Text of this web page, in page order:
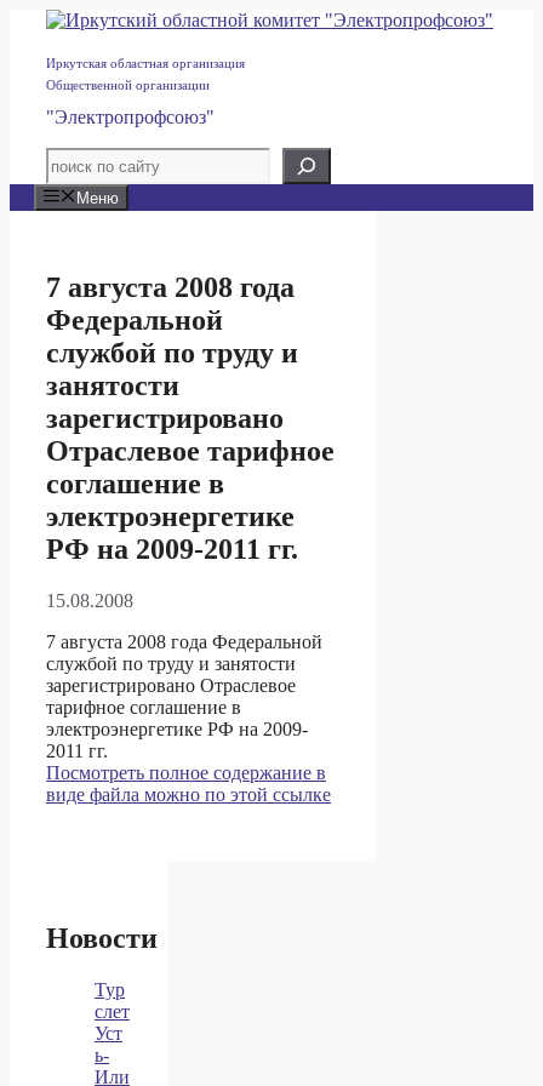
Перейти
содержимому
Иркутская областная организация
Общественной организации
"Электропрофсоюз"
Меню
7 августа 2008 года
Федеральной
службой по труду и
занятости
зарегистрировано
Отраслевое тарифное
соглашение в
электроэнергетике
РФ на 2009-2011 гг.
15.08.2008
7 августа 2008 года Федеральной
службой по труду и занятости
зарегистрировано Отраслевое
тарифное соглашение в
электроэнергетике РФ на 2009-
2011 гг.
Посмотреть полное содержание в
виде файла можно по этой ссылке
Новости
Тур
слет
Уст
ь-
Или